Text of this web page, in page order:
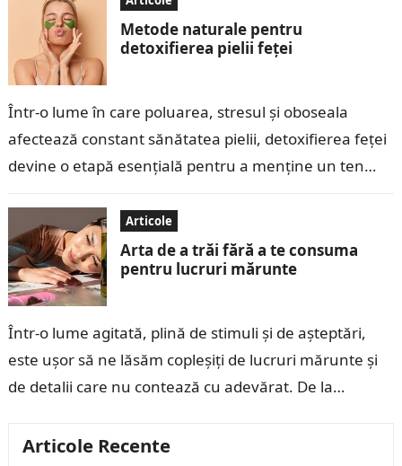
Metode naturale pentru
detoxifierea pielii feței
Într-o lume în care poluarea, stresul și oboseala
afectează constant sănătatea pielii, detoxifierea feței
devine o etapă esențială pentru a menține un ten
Articole
Arta de a trăi fără a te consuma
pentru lucruri mărunte
Într-o lume agitată, plină de stimuli și de așteptări,
este ușor să ne lăsăm copleșiți de lucruri mărunte și
de detalii care nu contează cu adevărat. De la…
Articole Recente